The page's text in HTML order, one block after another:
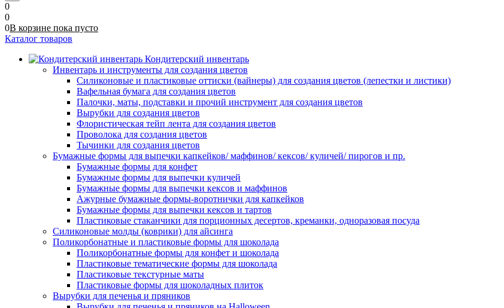
0
0
0В корзине пока пусто
Каталог товаров
Кондитерский инвентарь
Инвентарь и инструменты для создания цветов
Силиконовые и пластиковые оттиски (вайнеры) для создания цветов (лепестки и листики)
Вафельная бумага для создания цветов
Палочки, маты, подставки и прочий инструмент для создания цветов
Вырубки для создания цветов
Флористическая тейп лента для создания цветов
Проволока для создания цветов
Тычинки для создания цветов
Бумажные формы для выпечки капкейков/ маффинов/ кексов/ куличей/ пирогов и пр.
Бумажные формы для конфет
Бумажные формы для выпечки куличей
Бумажные формы для выпечки кексов и маффинов
Ажурные бумажные формы-воротнички для капкейков
Бумажные формы для выпечки кексов и тартов
Пластиковые стаканчики для порционных десертов, креманки, одноразовая посуда
Силиконовые молды (коврики) для айсинга
Поликорбонатные и пластиковые формы для шоколада
Поликорбонатные формы для конфет и шоколада
Пластиковые тематические формы для шоколада
Пластиковые текстурные маты
Пластиковые формы для шоколадных плиток
Вырубки для печенья и пряников